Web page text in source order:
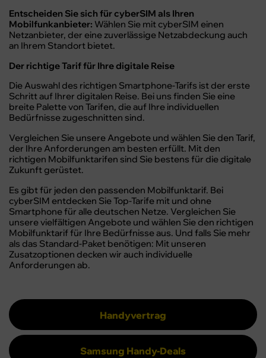
Entscheiden Sie sich für cyberSIM als Ihren
Mobilfunkanbieter: Wählen Sie mit cyberSIM einen
Netzanbieter, der eine zuverlässige Netzabdeckung auch
an Ihrem Standort bietet.
Der richtige Tarif für Ihre digitale Reise
Die Auswahl des richtigen Smartphone-Tarifs ist der erste
Schritt auf Ihrer digitalen Reise. Bei uns finden Sie eine
breite Palette von Tarifen, die auf Ihre individuellen
Bedürfnisse zugeschnitten sind.
Vergleichen Sie unsere Angebote und wählen Sie den Tarif,
der Ihre Anforderungen am besten erfüllt. Mit den
richtigen Mobilfunktarifen sind Sie bestens für die digitale
Zukunft gerüstet.
Es gibt für jeden den passenden Mobilfunktarif. Bei
cyberSIM entdecken Sie Top-Tarife mit und ohne
Smartphone für alle deutschen Netze. Vergleichen Sie
unsere vielfältigen Angebote und wählen Sie den richtigen
Mobilfunktarif für Ihre Bedürfnisse aus. Und falls Sie mehr
als das Standard-Paket benötigen: Mit unseren
Zusatzoptionen decken wir auch individuelle
Anforderungen ab.
Handyvertrag
Samsung Handy-Deals